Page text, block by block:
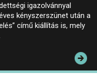
igazolvánnyal
kényszerszünet után a
című kiállítás is, mely